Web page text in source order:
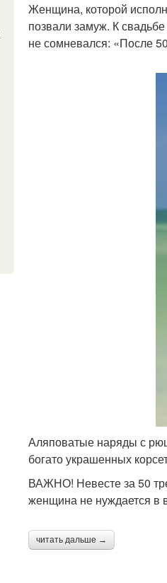
Женщина, которой
позвали замуж. К
не сомневался: «После
Аляповатые наряды с
богато украшенных
ВАЖНО! Невесте за 50
женщина не нуждается в
читать дальше →